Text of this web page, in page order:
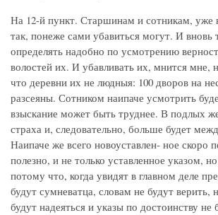
На 12-й пункт. Старшинам и сотникам,
так, понеже сами убавиться могут. И
определять надобно по усмотрению
волостей их. И убавливать их, мнится мне,
что деревни их не людныя: 100 дворов на
разсеяны. Сотником наипаче усмотрить
взыскание может быть труднее. В подлых
страха и, следовательно, больше будет
Наипаче же всего новоуставлен- ное скоро
полезно, и не только уставленное указом,
потому что, когда увидят в главном деле
будут сумневатца, словам не будут верить,
будут надеяться и указы по достоинству не